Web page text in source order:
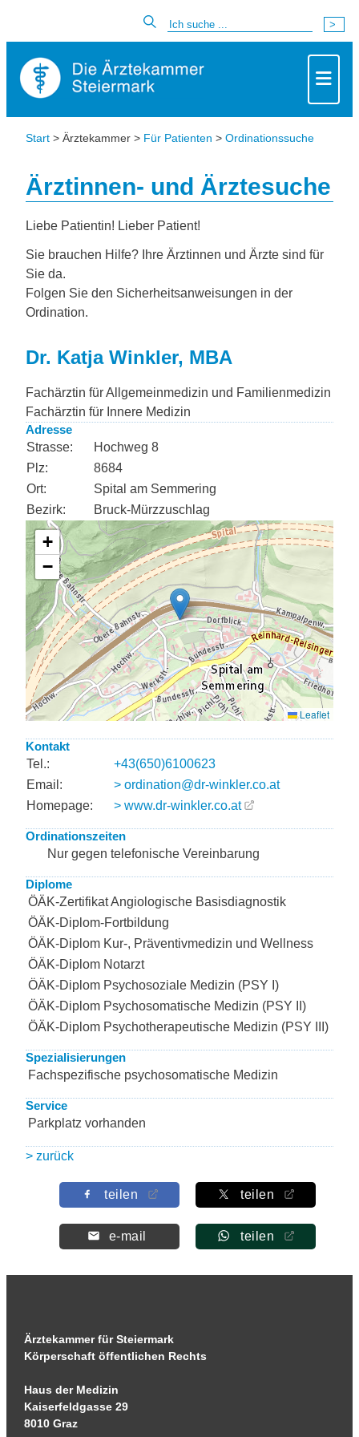
Start > Ärztekammer > Für Patienten > Ordinationssuche
Ärztinnen- und Ärztesuche
Liebe Patientin! Lieber Patient!
Sie brauchen Hilfe? Ihre Ärztinnen und Ärzte sind für
Sie da.
Folgen Sie den Sicherheitsanweisungen in der
Ordination.
Dr. Katja Winkler, MBA
Fachärztin für Allgemeinmedizin und Familienmedizin
Fachärztin für Innere Medizin
Adresse
Strasse:
Hochweg 8
Plz:
8684
Ort:
Spital am Semmering
Bezirk:
Bruck-Mürzzuschlag
Kontakt
Tel.:
+43(650)6100623
Email:
> ordination@dr-winkler.co.at
Homepage:
> www.dr-winkler.co.at
Ordinationszeiten
Nur gegen telefonische Vereinbarung
Diplome
ÖÄK-Zertifikat Angiologische Basisdiagnostik
ÖÄK-Diplom-Fortbildung
ÖÄK-Diplom Kur-, Präventivmedizin und Wellness
ÖÄK-Diplom Notarzt
ÖÄK-Diplom Psychosoziale Medizin (PSY I)
ÖÄK-Diplom Psychosomatische Medizin (PSY II)
ÖÄK-Diplom Psychotherapeutische Medizin (PSY III)
Spezialisierungen
Fachspezifische psychosomatische Medizin
Service
Parkplatz vorhanden
> zurück
teilen teilen
e-mail teilen
Ärztekammer für Steiermark
Körperschaft öffentlichen Rechts
Haus der Medizin
Kaiserfeldgasse 29
8010 Graz